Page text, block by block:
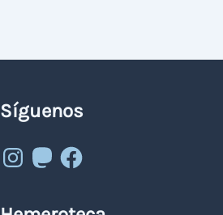
Síguenos
Instagram
MastodonFacebook